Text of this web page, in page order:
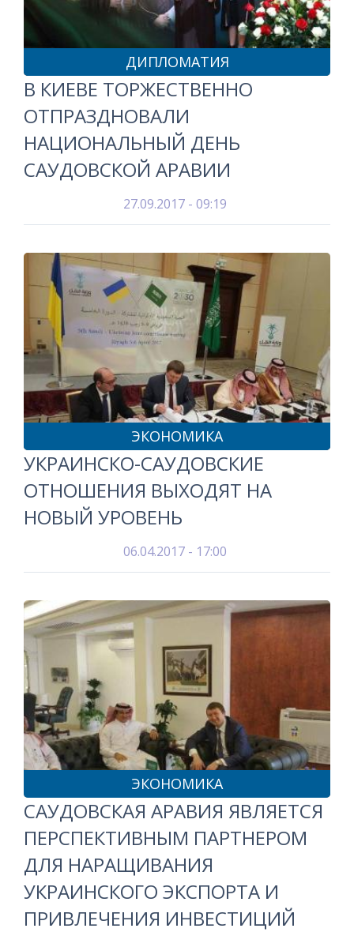
ДИПЛОМАТИЯ
В КИЕВЕ ТОРЖЕСТВЕННО
ОТПРАЗДНОВАЛИ
НАЦИОНАЛЬНЫЙ ДЕНЬ
САУДОВСКОЙ АРАВИИ
27.09.2017 - 09:19
ЭКОНОМИКА
УКРАИНСКО-САУДОВСКИЕ
ОТНОШЕНИЯ ВЫХОДЯТ НА
НОВЫЙ УРОВЕНЬ
06.04.2017 - 17:00
ЭКОНОМИКА
САУДОВСКАЯ АРАВИЯ ЯВЛЯЕТСЯ
ПЕРСПЕКТИВНЫМ ПАРТНЕРОМ
ДЛЯ НАРАЩИВАНИЯ
УКРАИНСКОГО ЭКСПОРТА И
ПРИВЛЕЧЕНИЯ ИНВЕСТИЦИЙ